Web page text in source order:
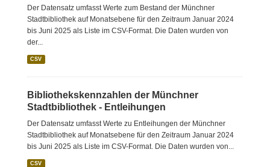
Der Datensatz umfasst Werte zum Bestand der Münchner
Stadtbibliothek auf Monatsebene für den Zeitraum Januar 2024
bis Juni 2025 als Liste im CSV-Format. Die Daten wurden von
der...
CSV
Bibliothekskennzahlen der Münchner
Stadtbibliothek - Entleihungen
Der Datensatz umfasst Werte zu Entleihungen der Münchner
Stadtbibliothek auf Monatsebene für den Zeitraum Januar 2024
bis Juni 2025 als Liste im CSV-Format. Die Daten wurden von...
CSV